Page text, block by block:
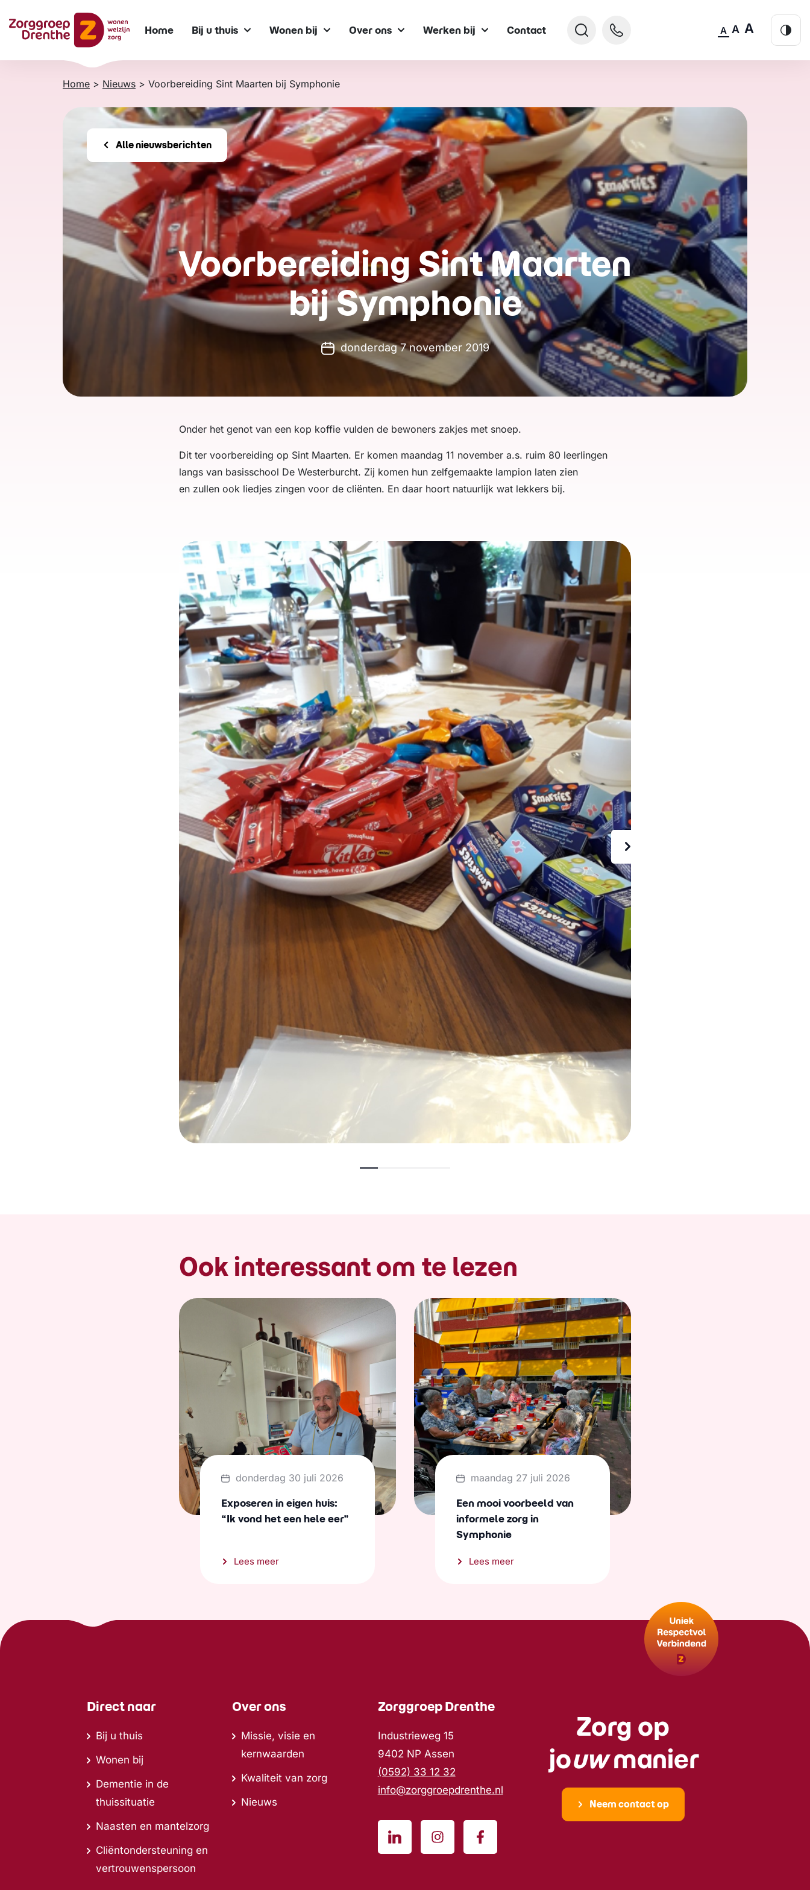
naar
content
Home Bij u thuis Wonen bij Over ons Werken bij Contact A A A
Home > Nieuws > Voorbereiding Sint Maarten bij Symphonie
Alle nieuwsberichten
Voorbereiding Sint Maarten
bij Symphonie
donderdag 7 november 2019
Onder het genot van een kop koffie vulden de bewoners zakjes met snoep.
Dit ter voorbereiding op Sint Maarten. Er komen maandag 11 november a.s. ruim 80 leerlingen
langs van basisschool De Westerburcht. Zij komen hun zelfgemaakte lampion laten zien
en zullen ook liedjes zingen voor de cliënten. En daar hoort natuurlijk wat lekkers bij.
Ook interessant om te lezen
donderdag 30 juli 2026
Exposeren in eigen huis:
“Ik vond het een hele eer”
Lees meer
maandag 27 juli 2026
Een mooi voorbeeld van
informele zorg in
Symphonie
Lees meer
Direct naar
Bij u thuis
Wonen bij
Dementie in de
thuissituatie
Naasten en mantelzorg
Cliëntondersteuning en
vertrouwenspersoon
Over ons
Missie, visie en
kernwaarden
Kwaliteit van zorg
Nieuws
Zorggroep Drenthe
Industrieweg 15
9402 NP Assen
(0592) 33 12 32
info@zorggroepdrenthe.nl
Zorg op
jouwmanier
Neem contact op